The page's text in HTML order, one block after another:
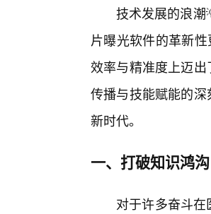
技术发展的浪潮
片曝光软件的革新
效率与精准度上迈
传播与技能赋能的
新时代。
一、打破知识鸿
对于许多奋斗